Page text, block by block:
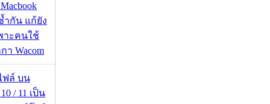
ำกัน แก้ยัง
าะคนใช้
า Wacom
ฟล์ บน
/ 11 เป็น